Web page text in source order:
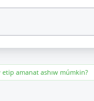
etip amanat ashıw múmkin?